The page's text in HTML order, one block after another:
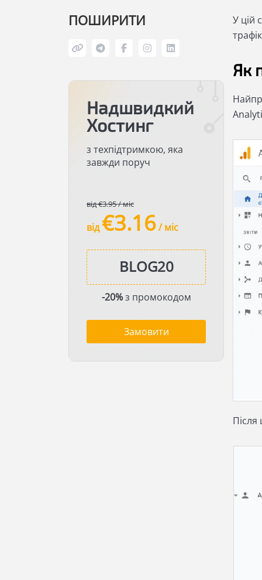
ПОШИРИТИ
Надшвидкий
Хостинг
з техпідтримкою, яка
завжди поруч
від €3.95 / міс
від€3.16/ міс
-20%з промокодом
Замовити
У цій
Як